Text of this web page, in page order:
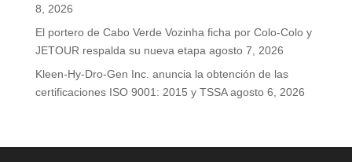
8, 2026
El portero de Cabo Verde Vozinha ficha por Colo-Colo y
JETOUR respalda su nueva etapa agosto 7, 2026
Kleen-Hy-Dro-Gen Inc. anuncia la obtención de las
certificaciones ISO 9001: 2015 y TSSA agosto 6, 2026